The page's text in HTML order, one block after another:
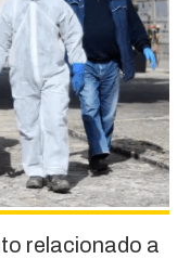
relacionado a